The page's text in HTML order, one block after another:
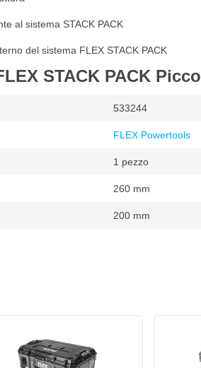
al sistema STACK PACK
del sistema FLEX STACK PACK
STACK PACK
533244
FLEX Powertools
1 pezzo
260 mm
200 mm